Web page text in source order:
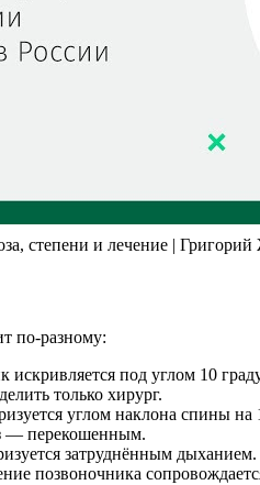
степени и лечение |
по-разному:
под углом 10
только хирург.
углом наклона спины
— перекошенным.
затруднённым
позвоночника